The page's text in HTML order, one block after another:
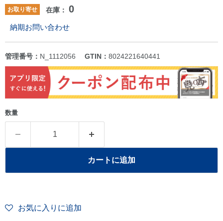
お取り寄せ 在庫： 0
納期お問い合わせ
管理番号： N_1112056 GTIN： 8024221640441
数量
カートに追加
お気に入りに追加